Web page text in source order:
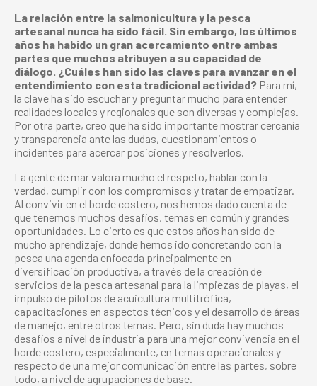
La relación entre la salmonicultura y la pesca
artesanal nunca ha sido fácil. Sin embargo, los últimos
años ha habido un gran acercamiento entre ambas
partes que muchos atribuyen a su capacidad de
diálogo. ¿Cuáles han sido las claves para avanzar en el
entendimiento con esta tradicional actividad? Para mí,
la clave ha sido escuchar y preguntar mucho para entender
realidades locales y regionales que son diversas y complejas.
Por otra parte, creo que ha sido importante mostrar cercanía
y transparencia ante las dudas, cuestionamientos o
incidentes para acercar posiciones y resolverlos.
La gente de mar valora mucho el respeto, hablar con la
verdad, cumplir con los compromisos y tratar de empatizar.
Al convivir en el borde costero, nos hemos dado cuenta de
que tenemos muchos desafíos, temas en común y grandes
oportunidades. Lo cierto es que estos años han sido de
mucho aprendizaje, donde hemos ido concretando con la
pesca una agenda enfocada principalmente en
diversificación productiva, a través de la creación de
servicios de la pesca artesanal para la limpiezas de playas, el
impulso de pilotos de acuicultura multitrófica,
capacitaciones en aspectos técnicos y el desarrollo de áreas
de manejo, entre otros temas. Pero, sin duda hay muchos
desafíos a nivel de industria para una mejor convivencia en el
borde costero, especialmente, en temas operacionales y
respecto de una mejor comunicación entre las partes, sobre
todo, a nivel de agrupaciones de base.